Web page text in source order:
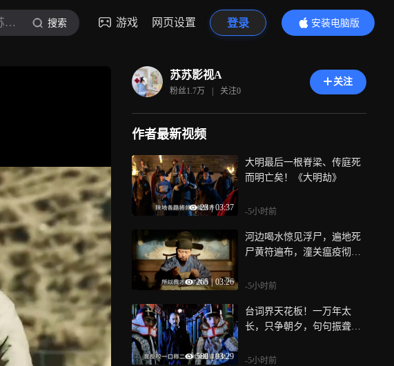
苏苏影视A 搜索 游戏 网页设置 登录
安装电脑版
内容更精彩
苏苏影视A
粉丝1.7万 | 关注0
关注
作者最新视频
23 | 03:37
大明最后一根脊梁、传庭死
而明亡矣！《大明劫》
-5小时前
265 | 03:26
河边喝水惊见浮尸，遍地死
尸黄符遍布，潼关瘟疫彻底
-5小时前
580 | 03:29
台词界天花板！一万年太
长，只争朝夕，句句振聋发
-5小时前